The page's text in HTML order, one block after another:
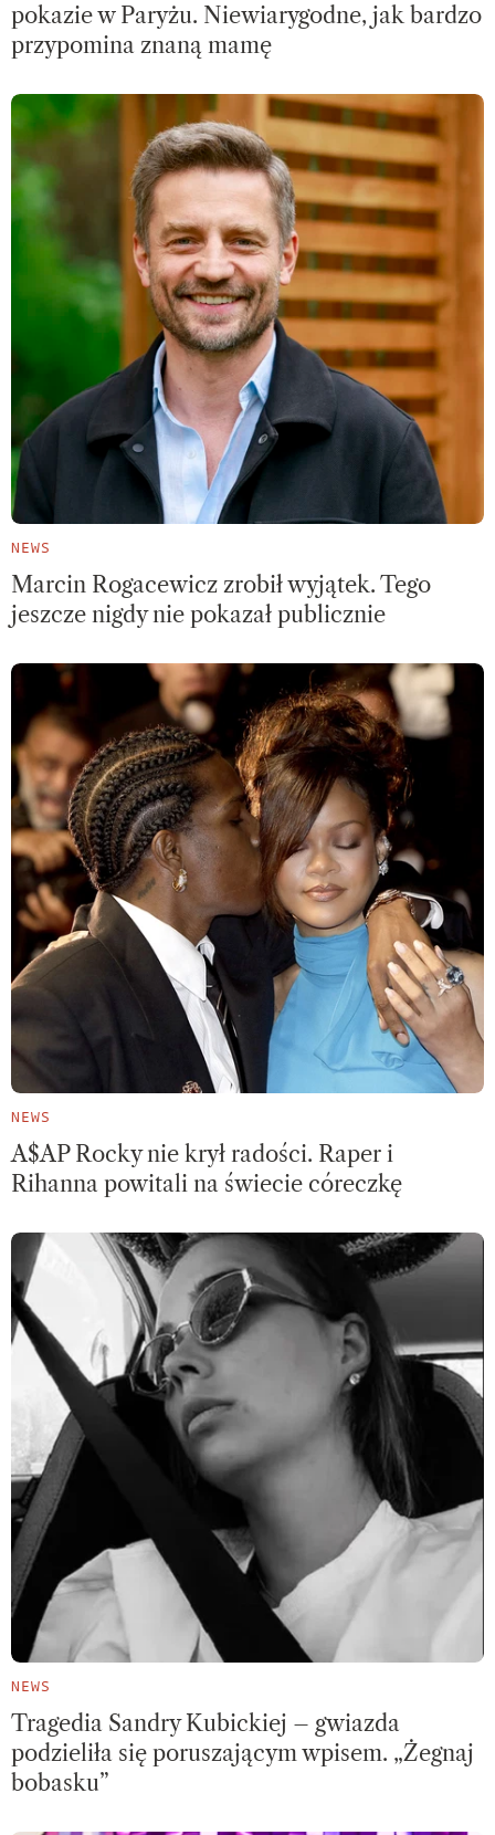
pokazie w Paryżu. Niewiarygodne, jak bardzo
przypomina znaną mamę
NEWS
Marcin Rogacewicz zrobił wyjątek. Tego
jeszcze nigdy nie pokazał publicznie
NEWS
A$AP Rocky nie krył radości. Raper i
Rihanna powitali na świecie córeczkę
NEWS
Tragedia Sandry Kubickiej – gwiazda
podzieliła się poruszającym wpisem. „Żegnaj
bobasku”